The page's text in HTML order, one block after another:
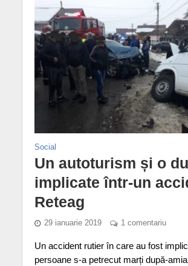
Social
Un autoturism și o
implicate într-un
Reteag
29 ianuarie 2019 1 comentariu
Un accident rutier în care au fost
persoane s-a petrecut marți după-